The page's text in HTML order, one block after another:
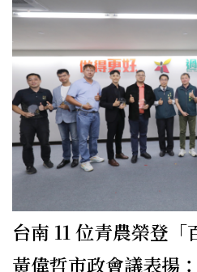
台南 11 位青農榮登「
黃偉哲市政會議表揚